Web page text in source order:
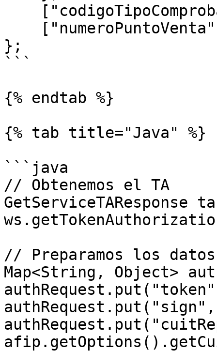
};
```
{% endtab %}
{% tab title="Java" %}
```java
// Obtenemos el TA
GetServiceTAResponse
// Preparamos los datos
Map<String, Object>